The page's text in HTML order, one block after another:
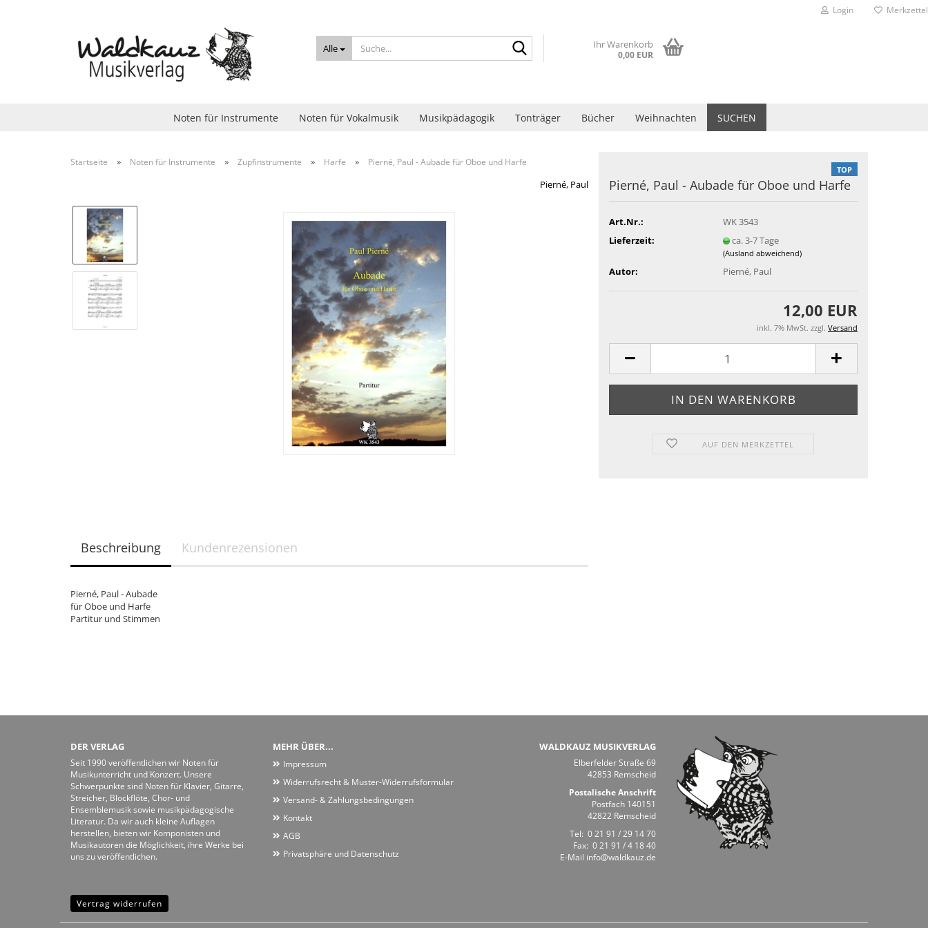
Login Merkzettel
Alle Ihr Warenkorb
0,00 EUR
Noten für Instrumente Noten für Vokalmusik Musikpädagogik Tonträger Bücher Weihnachten SUCHEN
Startseite » Noten für Instrumente » Zupfinstrumente » Harfe » Pierné, Paul - Aubade für Oboe und Harfe
Pierné, Paul
TOP
Pierné, Paul - Aubade für Oboe und Harfe
Art.Nr.:
WK 3543
Lieferzeit:
ca. 3-7 Tage
(Ausland abweichend)
Autor: Pierné, Paul
12,00 EUR
inkl. 7% MwSt. zzgl. Versand
AUF DEN MERKZETTEL
Beschreibung Kundenrezensionen
Pierné, Paul - Aubade
für Oboe und Harfe
Partitur und Stimmen
MEHR ÜBER...
Impressum
Widerrufsrecht & Muster-Widerrufsformular
Versand- & Zahlungsbedingungen
Kontakt
AGB
Privatsphäre und Datenschutz
WALDKAUZ MUSIKVERLAG
Elberfelder Straße 69
42853 Remscheid
Postalische Anschrift
Postfach 140151
42822 Remscheid
Tel: 0 21 91 / 29 14 70
Fax: 0 21 91 / 4 18 40
E-Mail info@waldkauz.de
DER VERLAG
Seit 1990 veröffentlichen wir Noten für
Musikunterricht und Konzert. Unsere
Schwerpunkte sind Noten für Klavier, Gitarre,
Streicher, Blockflöte, Chor- und
Ensemblemusik sowie musikpädagogische
Literatur. Da wir auch kleine Auflagen
herstellen, bieten wir Komponisten und
Musikautoren die Möglichkeit, ihre Werke bei
uns zu veröffentlichen.
Vertrag widerrufen